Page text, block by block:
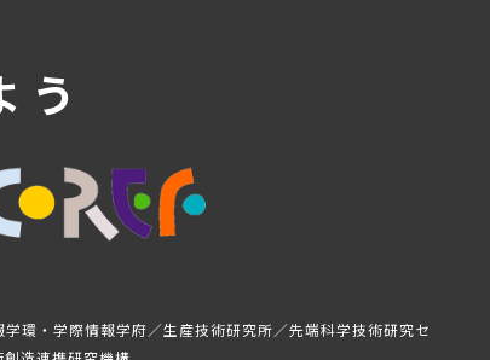
う
環・学際情報学府／生産技術研究所／先端科学技術研究セ